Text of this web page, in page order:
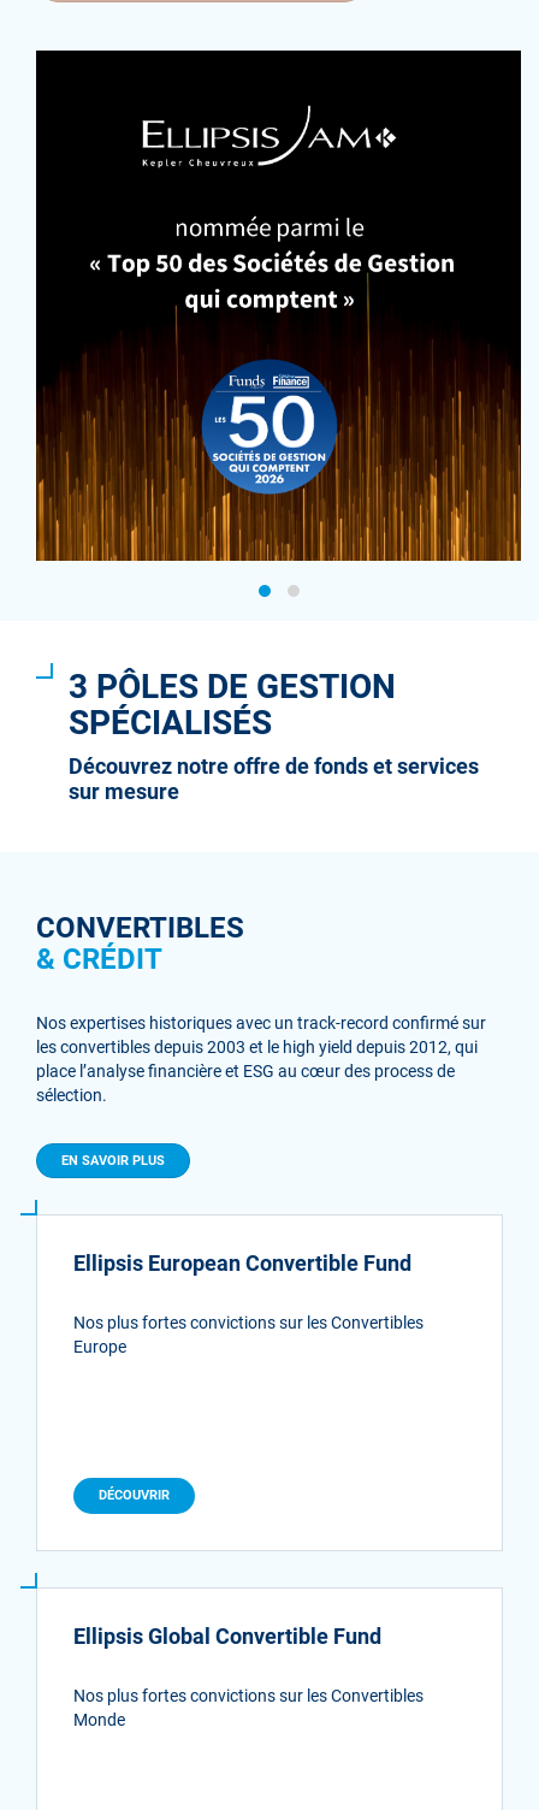
3 PÔLES DE GESTION
SPÉCIALISÉS
Découvrez notre offre de fonds et services
sur mesure
CONVERTIBLES
& CRÉDIT
Nos expertises historiques avec un track-record confirmé sur
les convertibles depuis 2003 et le high yield depuis 2012, qui
place l’analyse financière et ESG au cœur des process de
sélection.
EN SAVOIR PLUS
Ellipsis European Convertible Fund
Nos plus fortes convictions sur les Convertibles
Europe
DÉCOUVRIR
Ellipsis Global Convertible Fund
Nos plus fortes convictions sur les Convertibles
Monde